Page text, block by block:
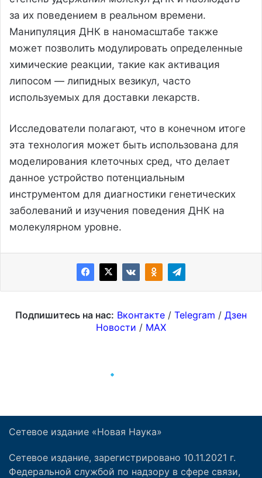
Сетевое издание «Новая Наука»
Сетевое издание, зарегистрировано 10.11.2021 г.
Федеральной службой по надзору в сфере связи,